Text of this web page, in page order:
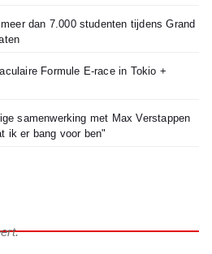
dan 7.000 studenten tijdens Grand
Formule E-race in Tokio +
samenwerking met Max Verstappen
ik er bang voor ben"